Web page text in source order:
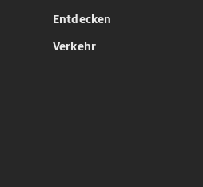
Entdecken
Verkehr